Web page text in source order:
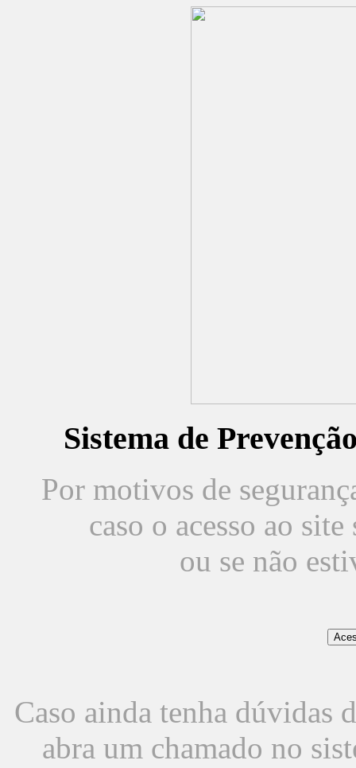
Sistema de
Por motivos de
caso o acesso ao
ou se não
Caso ainda tenha dúvidas
abra um chamado no